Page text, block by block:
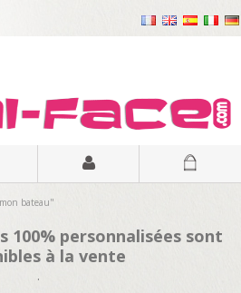
bateau"
100% personnalisées sont
à la vente
.